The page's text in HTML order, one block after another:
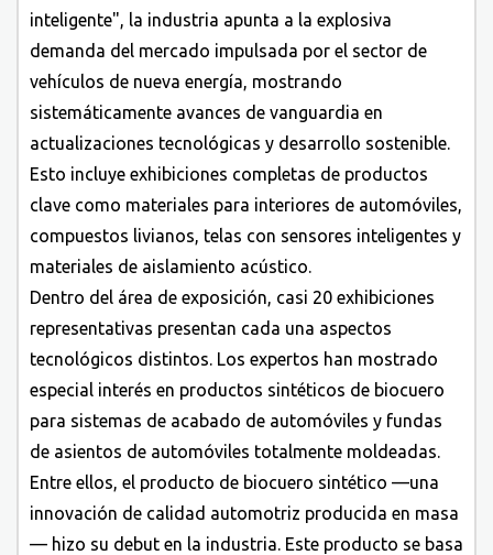
inteligente", la industria apunta a la explosiva
demanda del mercado impulsada por el sector de
vehículos de nueva energía, mostrando
sistemáticamente avances de vanguardia en
actualizaciones tecnológicas y desarrollo sostenible.
Esto incluye exhibiciones completas de productos
clave como materiales para interiores de automóviles,
compuestos livianos, telas con sensores inteligentes y
materiales de aislamiento acústico.
Dentro del área de exposición, casi 20 exhibiciones
representativas presentan cada una aspectos
tecnológicos distintos. Los expertos han mostrado
especial interés en productos sintéticos de biocuero
para sistemas de acabado de automóviles y fundas
de asientos de automóviles totalmente moldeadas.
Entre ellos, el producto de biocuero sintético —una
innovación de calidad automotriz producida en masa
— hizo su debut en la industria. Este producto se basa